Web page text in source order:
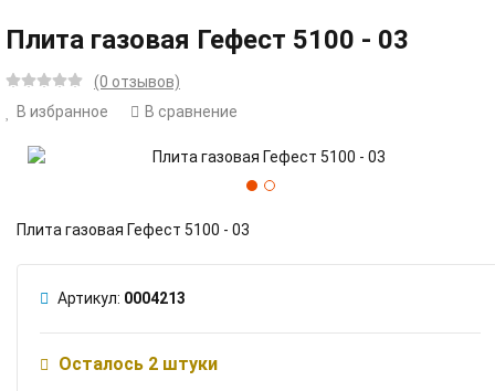
Плита газовая Гефест 5100 - 03
(0 отзывов)
В избранное
В сравнение
Плита газовая Гефест 5100 - 03
Артикул: 0004213
Осталось 2 штуки